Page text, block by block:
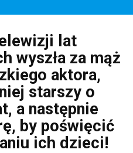
lat
wyszła za mąż
aktora,
starszy o
a następnie
by poświęcić
ich dzieci!